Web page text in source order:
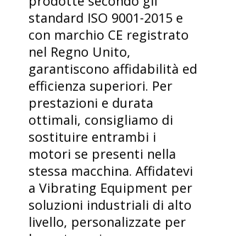
standard ISO 9001-2015 e
con marchio CE registrato
nel Regno Unito,
garantiscono affidabilità ed
efficienza superiori. Per
prestazioni e durata
ottimali, consigliamo di
sostituire entrambi i
motori se presenti nella
stessa macchina. Affidatevi
a Vibrating Equipment per
soluzioni industriali di alto
livello, personalizzate per